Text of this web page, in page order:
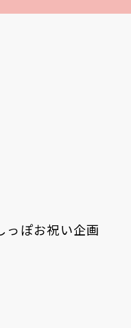
ぽお祝い企画